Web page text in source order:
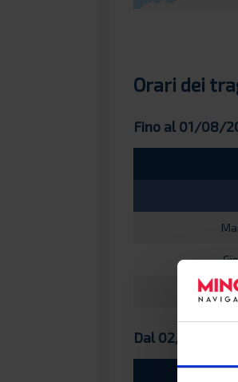
Orari dei
Fino al 01/08/
Dal 02/08/